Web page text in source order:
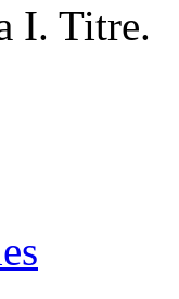
I. Titre.